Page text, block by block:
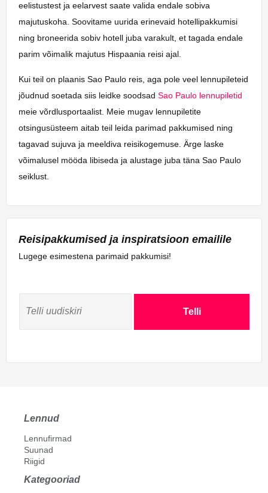
eelistustest ja eelarvest saate valida endale sobiva
majutuskoha. Soovitame uurida erinevaid hotellipakkumisi
ning broneerida sobiv hotell juba varakult, et tagada endale
parim võimalik majutus Hispaania reisi ajal.
Kui teil on plaanis Sao Paulo reis, aga pole veel lennupileteid
jõudnud soetada siis leidke soodsad Sao Paulo lennupiletid
meie võrdlusportaalist. Meie mugav lennupiletite
otsingusüsteem aitab teil leida parimad pakkumised ning
tagavad sujuva ja meeldiva reisikogemuse. Ärge laske
võimalusel mööda libiseda ja alustage juba täna Sao Paulo
seiklust.
Reisipakkumised ja inspiratsioon emailile
Lugege esimestena parimaid pakkumisi!
Telli
Lennud
Lennufirmad
Suunad
Riigid
Kategooriad